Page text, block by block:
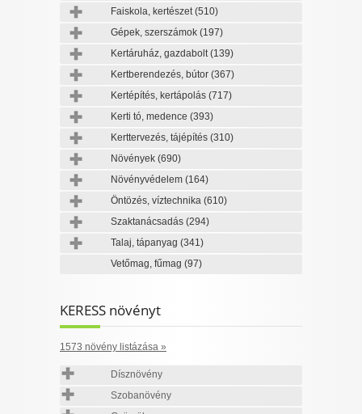
Faiskola, kertészet(510)
Gépek, szerszámok (197)
Kertáruház, gazdabolt(139)
Kertberendezés, bútor (367)
Kertépítés, kertápolás (717)
Kerti tó, medence (393)
Kerttervezés, tájépítés (310)
Növények (690)
Növényvédelem (164)
Öntözés, víztechnika (610)
Szaktanácsadás (294)
Talaj, tápanyag (341)
Vetőmag, fűmag (97)
KERESS növényt
1573 növény listázása »
Dísznövény
Szobanövény